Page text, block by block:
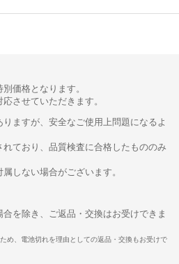
価格となります。
させていただきます。
ますが、安全なご使用上問題になるよ
ており、品質検査に合格したもののみ
しない場合がございます。
を除き、ご返品・交換はお受けできま
め、電池切れを理由としての返品・交換もお受けで